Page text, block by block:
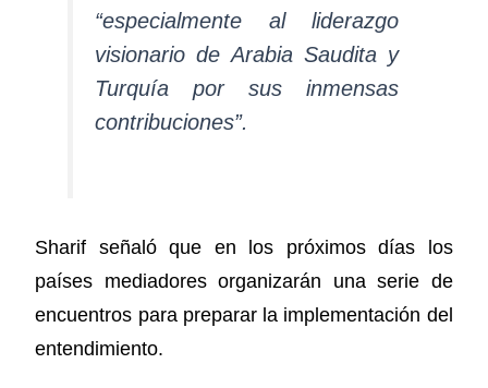
“especialmente al liderazgo
visionario de Arabia Saudita y
Turquía por sus inmensas
contribuciones”.
Sharif señaló que en los próximos días los
países mediadores organizarán una serie de
encuentros para preparar la implementación del
entendimiento.